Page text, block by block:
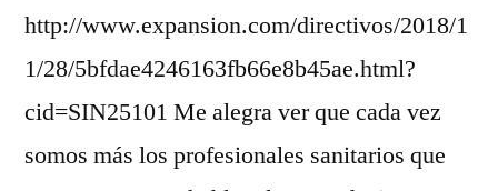
http://www.expansion.com/directivos/2018/1
1/28/5bfdae4246163fb66e8b45ae.html?
cid=SIN25101 Me alegra ver que cada vez
somos más los profesionales sanitarios que